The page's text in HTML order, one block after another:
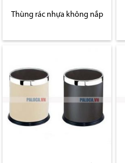
Thùng rác nhựa không nắp